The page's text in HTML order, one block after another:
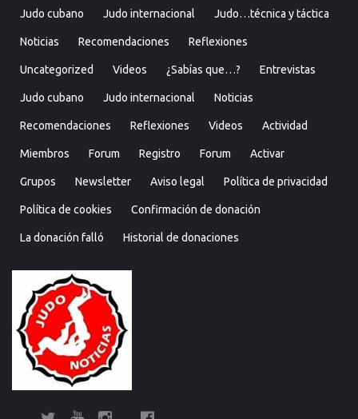
Judo cubano Judo internacional Judo…técnica y táctica
Noticias Recomendaciones Reflexiones
Uncategorized Videos ¿Sabías que…? Entrevistas
Judo cubano Judo internacional Noticias
Recomendaciones Reflexiones Videos Actividad
Miembros Forum Registro Forum Activar
Grupos Newsletter Aviso legal Política de privacidad
Política de cookies Confirmación de donación
La donación falló Historial de donaciones